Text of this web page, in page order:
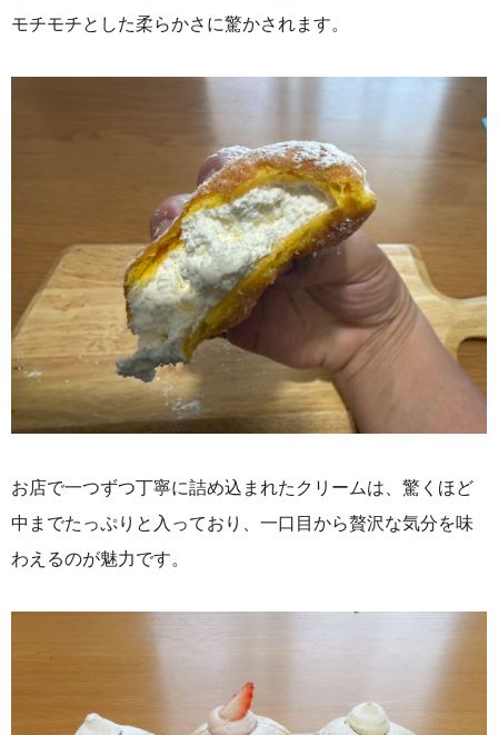
モチモチとした柔らかさに驚かされます。
お店で一つずつ丁寧に詰め込まれたクリームは、驚くほど
中までたっぷりと入っており、一口目から贅沢な気分を味
わえるのが魅力です。